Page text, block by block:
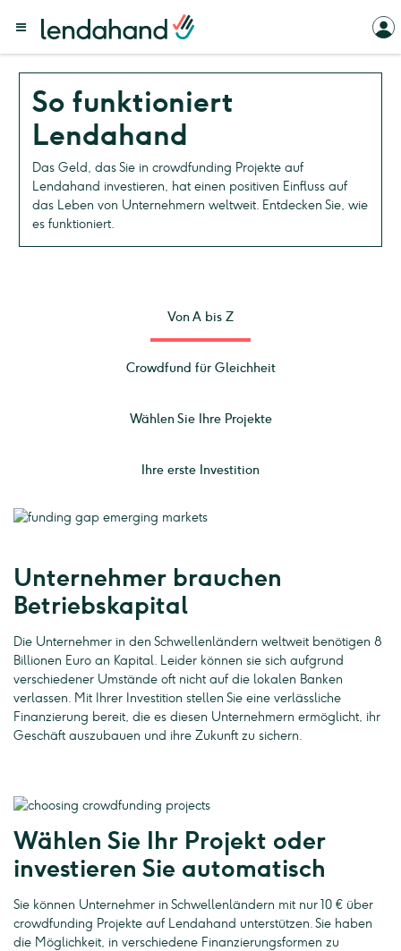
So funktioniert
Lendahand
Das Geld, das Sie in crowdfunding Projekte auf
Lendahand investieren, hat einen positiven Einfluss auf
das Leben von Unternehmern weltweit. Entdecken Sie, wie
es funktioniert.
Von A bis Z
Crowdfund für Gleichheit
Wählen Sie Ihre Projekte
Ihre erste Investition
Unternehmer brauchen
Betriebskapital
Die Unternehmer in den Schwellenländern weltweit benötigen 8
Billionen Euro an Kapital. Leider können sie sich aufgrund
verschiedener Umstände oft nicht auf die lokalen Banken
verlassen. Mit Ihrer Investition stellen Sie eine verlässliche
Finanzierung bereit, die es diesen Unternehmern ermöglicht, ihr
Geschäft auszubauen und ihre Zukunft zu sichern.
Wählen Sie Ihr Projekt oder
investieren Sie automatisch
Sie können Unternehmer in Schwellenländern mit nur 10 € über
crowdfunding Projekte auf Lendahand unterstützen. Sie haben
die Möglichkeit, in verschiedene Finanzierungsformen zu